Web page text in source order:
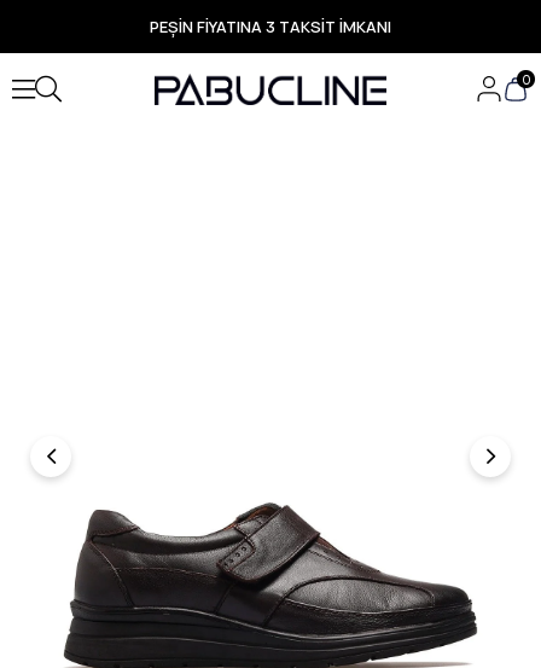
PEŞİN FİYATINA 3 TAKSİT İMKANI
TÜM ÜRÜNLERDE ÜCRETSİZ KARGO
Yeni Sezon Ürünlerde Özel Fırsatlar
Seçili Ürünlerde Hızlı Teslimat
0